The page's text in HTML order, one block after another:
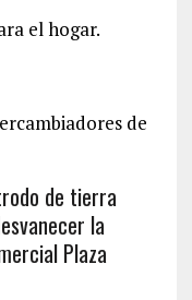
el hogar.
de
de tierra
la
Plaza